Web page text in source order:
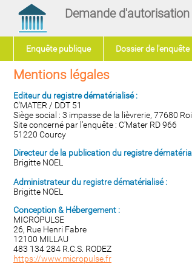
Demande
Enquête publique Dossier de l'enquête
Mentions légales
Editeur du registre dématérialisé :
C'MATER / DDT 51
Siège social : 3 impasse de la lièvrerie, 77680
Site concerné par l'enquête : C'Mater RD 966
51220 Courcy
Directeur de la publicationdu registre
Brigitte NOEL
Administrateur du registre dématérialisé:
Brigitte NOEL
Conception & Hébergement :
MICROPULSE
26, Rue Henri Fabre
12100 MILLAU
483 134 284 R.C.S. RODEZ
https://www.micropulse.fr